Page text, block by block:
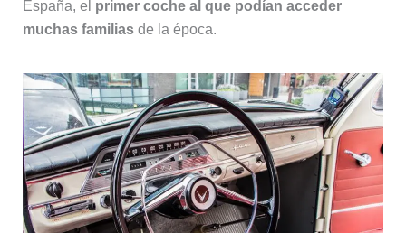
España, el primer coche al que podían acceder
muchas familiasde la época.